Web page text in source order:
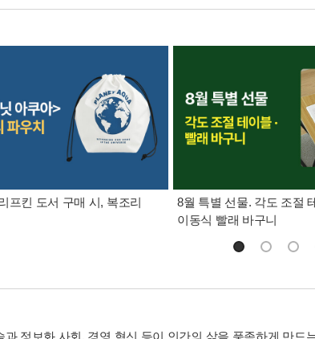
프킨 도서 구매 시, 복조리
8월 특별 선물. 각도 조절
이동식 빨래 바구니
과 정보화 사회, 경영 혁신 등이 인간의 삶을 풍족하게 만드